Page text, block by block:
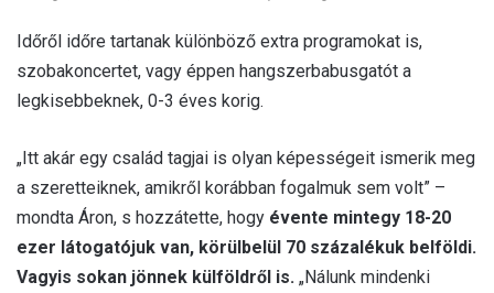
Időről időre tartanak különböző extra programokat is,
szobakoncertet, vagy éppen hangszerbabusgatót a
legkisebbeknek, 0-3 éves korig.
„Itt akár egy család tagjai is olyan képességeit ismerik meg
a szeretteiknek, amikről korábban fogalmuk sem volt” –
mondta Áron, s hozzátette, hogy évente mintegy 18-20
ezer látogatójuk van, körülbelül 70 százalékuk belföldi.
Vagyis sokan jönnek külföldről is. „Nálunk mindenki